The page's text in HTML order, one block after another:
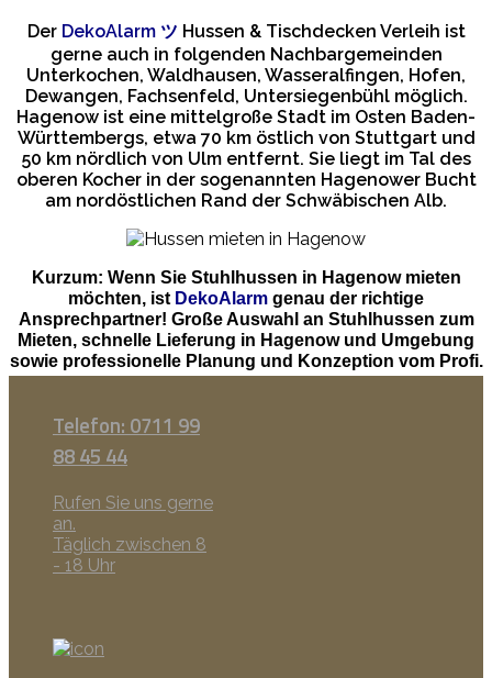
Der DekoAlarm ツ Hussen & Tischdecken Verleih ist
gerne auch in folgenden Nachbargemeinden
Unterkochen, Waldhausen, Wasseralfingen, Hofen,
Dewangen, Fachsenfeld, Untersiegenbühl möglich.
Hagenow ist eine mittelgroße Stadt im Osten Baden-
Württembergs, etwa 70 km östlich von Stuttgart und
50 km nördlich von Ulm entfernt. Sie liegt im Tal des
oberen Kocher in der sogenannten Hagenower Bucht
am nordöstlichen Rand der Schwäbischen Alb.
Kurzum: Wenn Sie Stuhlhussen in Hagenow mieten
möchten, ist DekoAlarm genau der richtige
Ansprechpartner! Große Auswahl an Stuhlhussen zum
Mieten, schnelle Lieferung in Hagenow und Umgebung
sowie professionelle Planung und Konzeption vom Profi.
Telefon: 0711 99
88 45 44
Rufen Sie uns gerne
an.
Täglich zwischen 8
- 18 Uhr